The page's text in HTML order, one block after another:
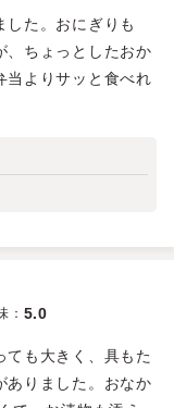
した。おにぎりも
、ちょっとしたおか
当よりサッと食べれ
： 5.0
ても大きく、具もた
ありました。おなか